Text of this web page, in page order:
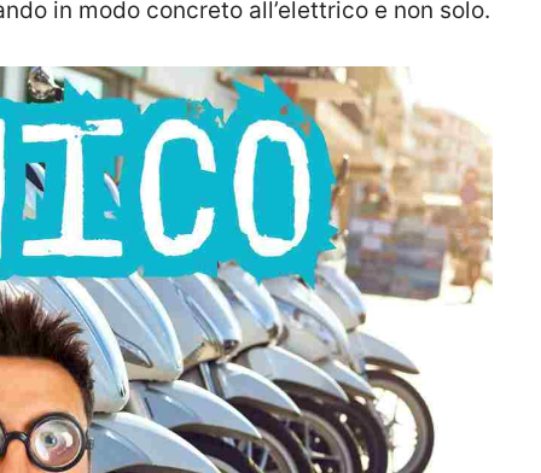
in modo concreto all’elettrico e non solo.